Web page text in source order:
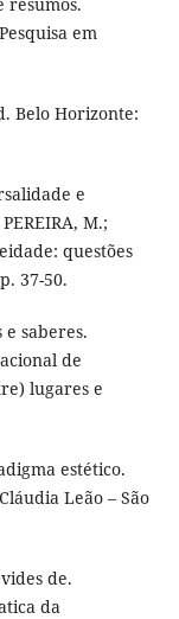
em
Belo Horizonte:
e
M.;
questões
37-50.
saberes.
de
lugares e
estético.
Leão – São
de.
da